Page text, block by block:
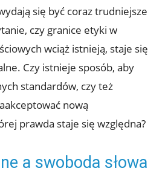
się być coraz trudniejsze
czy granice etyki w
wciąż istnieją, staje się
Czy istnieje sposób, aby
standardów, czy też
nową
prawda staje się względna?
a swoboda słowa